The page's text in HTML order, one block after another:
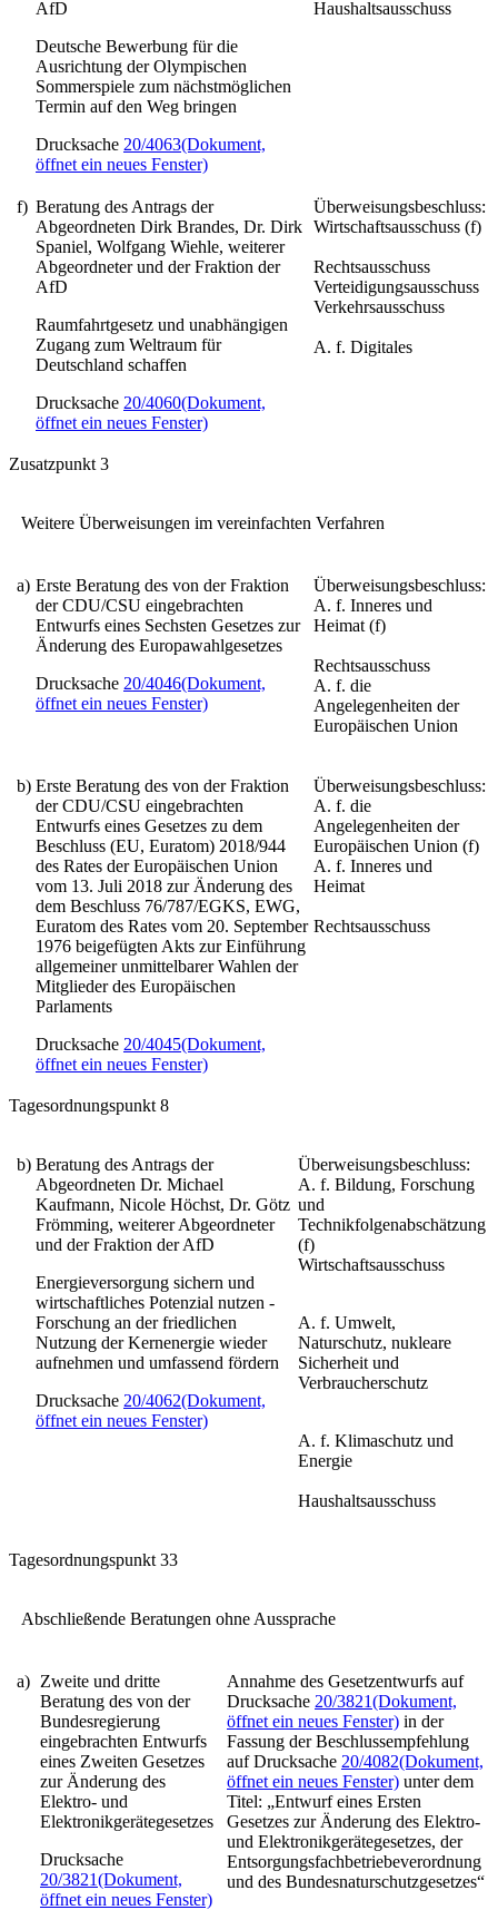
AfD
Deutsche Bewerbung für die
Ausrichtung der Olympischen
Sommerspiele zum nächstmöglichen
Termin auf den Weg bringen
Drucksache 20/4063(Dokument,
öffnet ein neues Fenster)
Haushaltsausschuss
f) Beratung des Antrags der
Abgeordneten Dirk Brandes, Dr. Dirk
Spaniel, Wolfgang Wiehle, weiterer
Abgeordneter und der Fraktion der
AfD
Raumfahrtgesetz und unabhängigen
Zugang zum Weltraum für
Deutschland schaffen
Drucksache 20/4060(Dokument,
öffnet ein neues Fenster)
Überweisungsbeschluss:
Wirtschaftsausschuss (f)
Rechtsausschuss
Verteidigungsausschuss
Verkehrsausschuss
A. f. Digitales
Zusatzpunkt 3
Weitere Überweisungen im vereinfachten Verfahren
a) Erste Beratung des von der Fraktion
der CDU/CSU eingebrachten
Entwurfs eines Sechsten Gesetzes zur
Änderung des Europawahlgesetzes
Drucksache 20/4046(Dokument,
öffnet ein neues Fenster)
Überweisungsbeschluss:
A. f. Inneres und
Heimat (f)
Rechtsausschuss
A. f. die
Angelegenheiten der
Europäischen Union
b) Erste Beratung des von der Fraktion
der CDU/CSU eingebrachten
Entwurfs eines Gesetzes zu dem
Beschluss (EU, Euratom) 2018/944
des Rates der Europäischen Union
vom 13. Juli 2018 zur Änderung des
dem Beschluss 76/787/EGKS, EWG,
Euratom des Rates vom 20. September
1976 beigefügten Akts zur Einführung
allgemeiner unmittelbarer Wahlen der
Mitglieder des Europäischen
Parlaments
Drucksache 20/4045(Dokument,
öffnet ein neues Fenster)
Überweisungsbeschluss:
A. f. die
Angelegenheiten der
Europäischen Union (f)
A. f. Inneres und
Heimat
Rechtsausschuss
Tagesordnungspunkt 8
b) Beratung des Antrags der
Abgeordneten Dr. Michael
Kaufmann, Nicole Höchst, Dr. Götz
Frömming, weiterer Abgeordneter
und der Fraktion der AfD
Energieversorgung sichern und
wirtschaftliches Potenzial nutzen -
Forschung an der friedlichen
Nutzung der Kernenergie wieder
aufnehmen und umfassend fördern
Drucksache 20/4062(Dokument,
öffnet ein neues Fenster)
Überweisungsbeschluss:
A. f. Bildung, Forschung
und
Technikfolgenabschätzung
(f)
Wirtschaftsausschuss
A. f. Umwelt,
Naturschutz, nukleare
Sicherheit und
Verbraucherschutz
A. f. Klimaschutz und
Energie
Haushaltsausschuss
Tagesordnungspunkt 33
Abschließende Beratungen ohne Aussprache
a) Zweite und dritte
Beratung des von der
Bundesregierung
eingebrachten Entwurfs
eines Zweiten Gesetzes
zur Änderung des
Elektro- und
Elektronikgerätegesetzes
Drucksache
20/3821(Dokument,
öffnet ein neues Fenster)
Annahme des Gesetzentwurfs auf
Drucksache 20/3821(Dokument,
öffnet ein neues Fenster) in der
Fassung der Beschlussempfehlung
auf Drucksache 20/4082(Dokument,
öffnet ein neues Fenster) unter dem
Titel: „Entwurf eines Ersten
Gesetzes zur Änderung des Elektro-
und Elektronikgerätegesetzes, der
Entsorgungsfachbetriebeverordnung
und des Bundesnaturschutzgesetzes“